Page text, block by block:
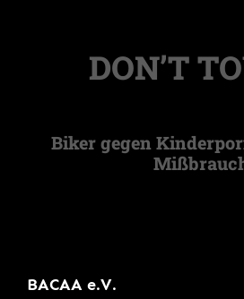
DON’T
Biker gegen
BACAA e.V.